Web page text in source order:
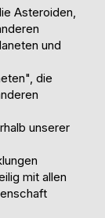
Asteroiden,
und
die
unserer
mit allen